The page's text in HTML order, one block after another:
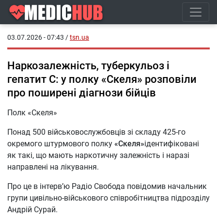
03.07.2026 - 07:43 /tsn.ua
Наркозалежність, туберкульоз і
гепатит С: у полку «Скеля» розповіли
про поширені діагнози бійців
Полк «Скеля»
Понад 500 військовослужбовців зі складу 425-го
окремого штурмового полку «Скеля»ідентифіковані
як такі, що мають наркотичну залежність і наразі
направлені на лікування.
Про це в інтерв’ю Радіо Свобода повідомив начальник
групи цивільно-військового співробітництва підрозділу
Андрій Сурай.